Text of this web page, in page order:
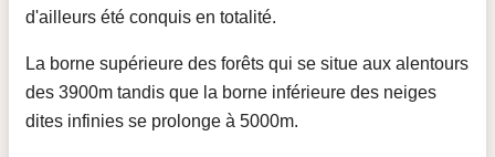
d'ailleurs été conquis en totalité.
La borne supérieure des forêts qui se situe aux alentours
des 3900m tandis que la borne inférieure des neiges
dites infinies se prolonge à 5000m.